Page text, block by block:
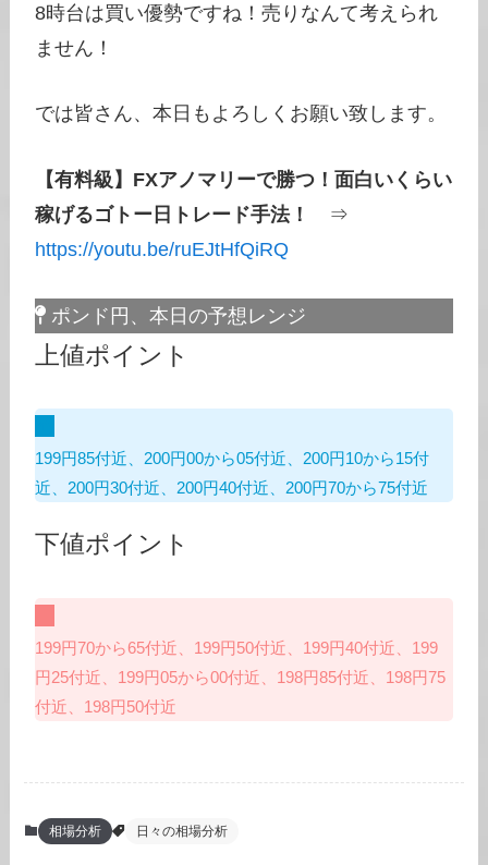
8時台は買い優勢ですね！売りなんて考えられ
ません！
では皆さん、本日もよろしくお願い致します。
【有料級】FXアノマリーで勝つ！面白いくらい
稼げるゴトー日トレード手法！
⇒
https://youtu.be/ruEJtHfQiRQ
ポンド円、本日の予想レンジ
上値ポイント
199円85付近、200円00から05付近、200円10から15付
近、200円30付近、200円40付近、200円70から75付近
下値ポイント
199円70から65付近、199円50付近、199円40付近、199
円25付近、199円05から00付近、198円85付近、198円75
付近、198円50付近
相場分析 日々の相場分析